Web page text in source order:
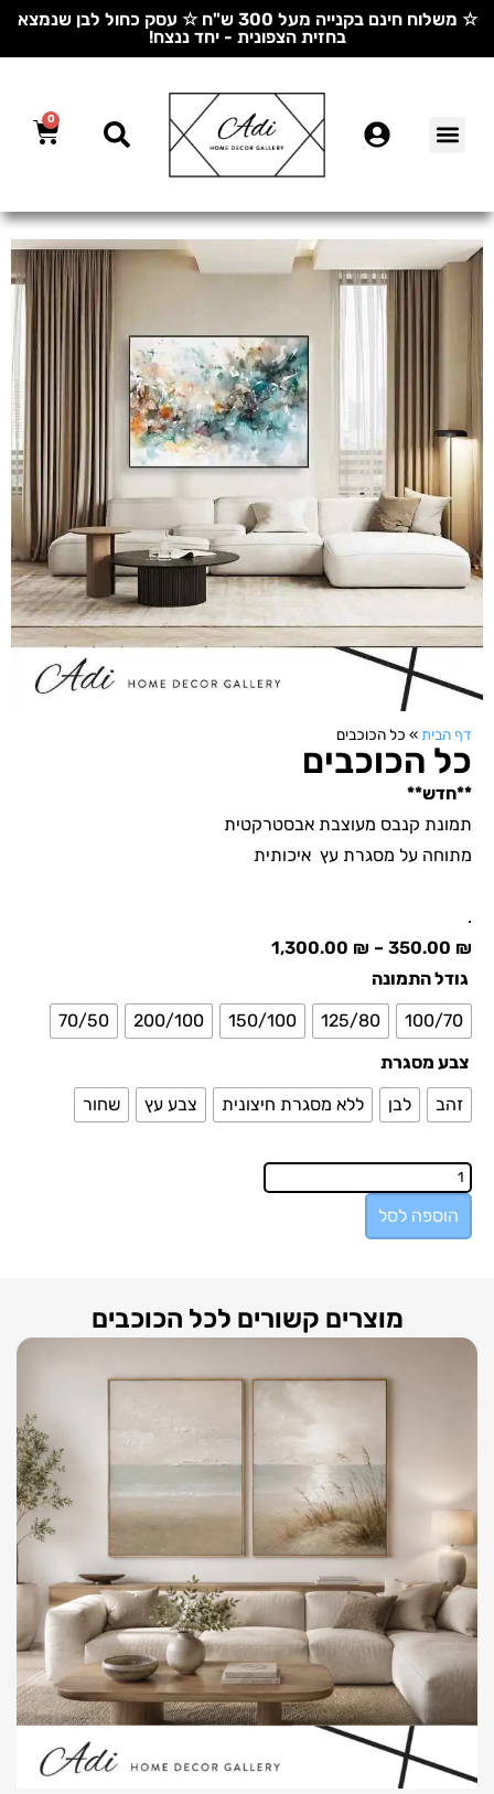
☆ משלוח חינם בקנייה מעל 300 ש"ח ☆ עסק כחול לבן שנמצא
בחזית הצפונית - יחד ננצח!
0
דף הבית » כל הכוכבים
כל הכוכבים
**חדש**
תמונת קנבס מעוצבת אבסטרקטית
מתוחה על מסגרת עץ איכותית
.
350.00 ₪
–
1,300.00 ₪
גודל התמונה
100/70
125/80
150/100
200/100
70/50
צבע מסגרת
זהב
לבן ללא מסגרת חיצונית צבע עץ שחור
הוספה לסל
מוצרים קשורים לכל הכוכבים